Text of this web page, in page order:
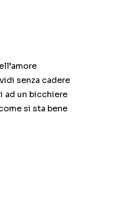
senza cadere
ad un bicchiere
si sta bene